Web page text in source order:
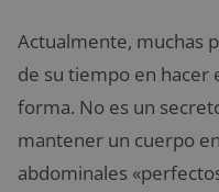
Actualmente, muchas
de su tiempo en hacer
forma. No es un
mantener un cuerpo
abdominales